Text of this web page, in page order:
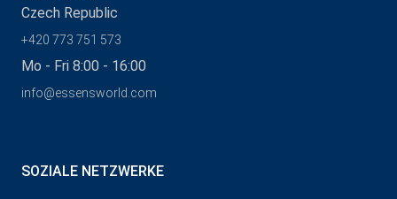
Czech Republic
+420 773 751 573
Mo - Fri 8:00 - 16:00
info@essensworld.com
SOZIALE NETZWERKE